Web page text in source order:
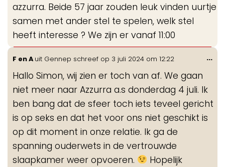
azzurra. Beide 57 jaar zouden leuk vinden uurtje
samen met ander stel te spelen, welk stel
heeft interesse ? We zijn er vanaf 11:00
F en A uit Gennep schreef op 3 juli 2024 om 12:22
Hallo Simon, wij zien er toch van af. We gaan
niet meer naar Azzurra a.s donderdag 4 juli. Ik
ben bang dat de sfeer toch iets teveel gericht
is op seks en dat het voor ons niet geschikt is
op dit moment in onze relatie. Ik ga de
spanning ouderwets in de vertrouwde
slaapkamer weer opvoeren.
Hopelijk
...